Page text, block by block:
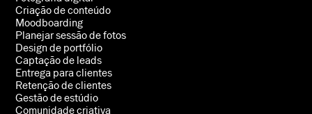
Criação de conteúdo
Moodboarding
Planejar sessão de fotos
Design de portfólio
Captação de leads
Entrega para clientes
Retenção de clientes
Gestão de estúdio
Comunidade criativa